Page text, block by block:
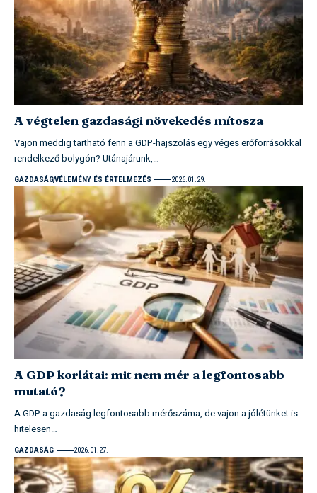
A végtelen gazdasági növekedés mítosza
Vajon meddig tartható fenn a GDP-hajszolás egy véges erőforrásokkal
rendelkező bolygón? Utánajárunk,…
GAZDASÁGVÉLEMÉNY ÉS ÉRTELMEZÉS 2026.01.29.
A GDP korlátai: mit nem mér a legfontosabb
mutató?
A GDP a gazdaság legfontosabb mérőszáma, de vajon a jólétünket is
hitelesen…
GAZDASÁG 2026.01.27.